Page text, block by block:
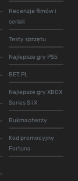
Recenzje filmów i
seriali
Testy sprzętu
Najlepsze gry PS5
BET.PL
Najlepsze gry XBOX
Series S i X
Bukmacherzy
Kod promocyjny
Fortuna